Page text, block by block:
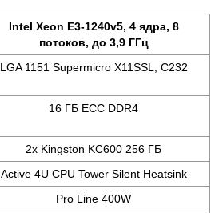
Intel Xeon E3-1240v5, 4 ядра, 8
потоков, до 3,9 ГГц
LGA 1151 Supermicro X11SSL, C232
16 ГБ ECC DDR4
2x Kingston KC600 256 ГБ
Active 4U CPU Tower Silent Heatsink
Pro Line 400W